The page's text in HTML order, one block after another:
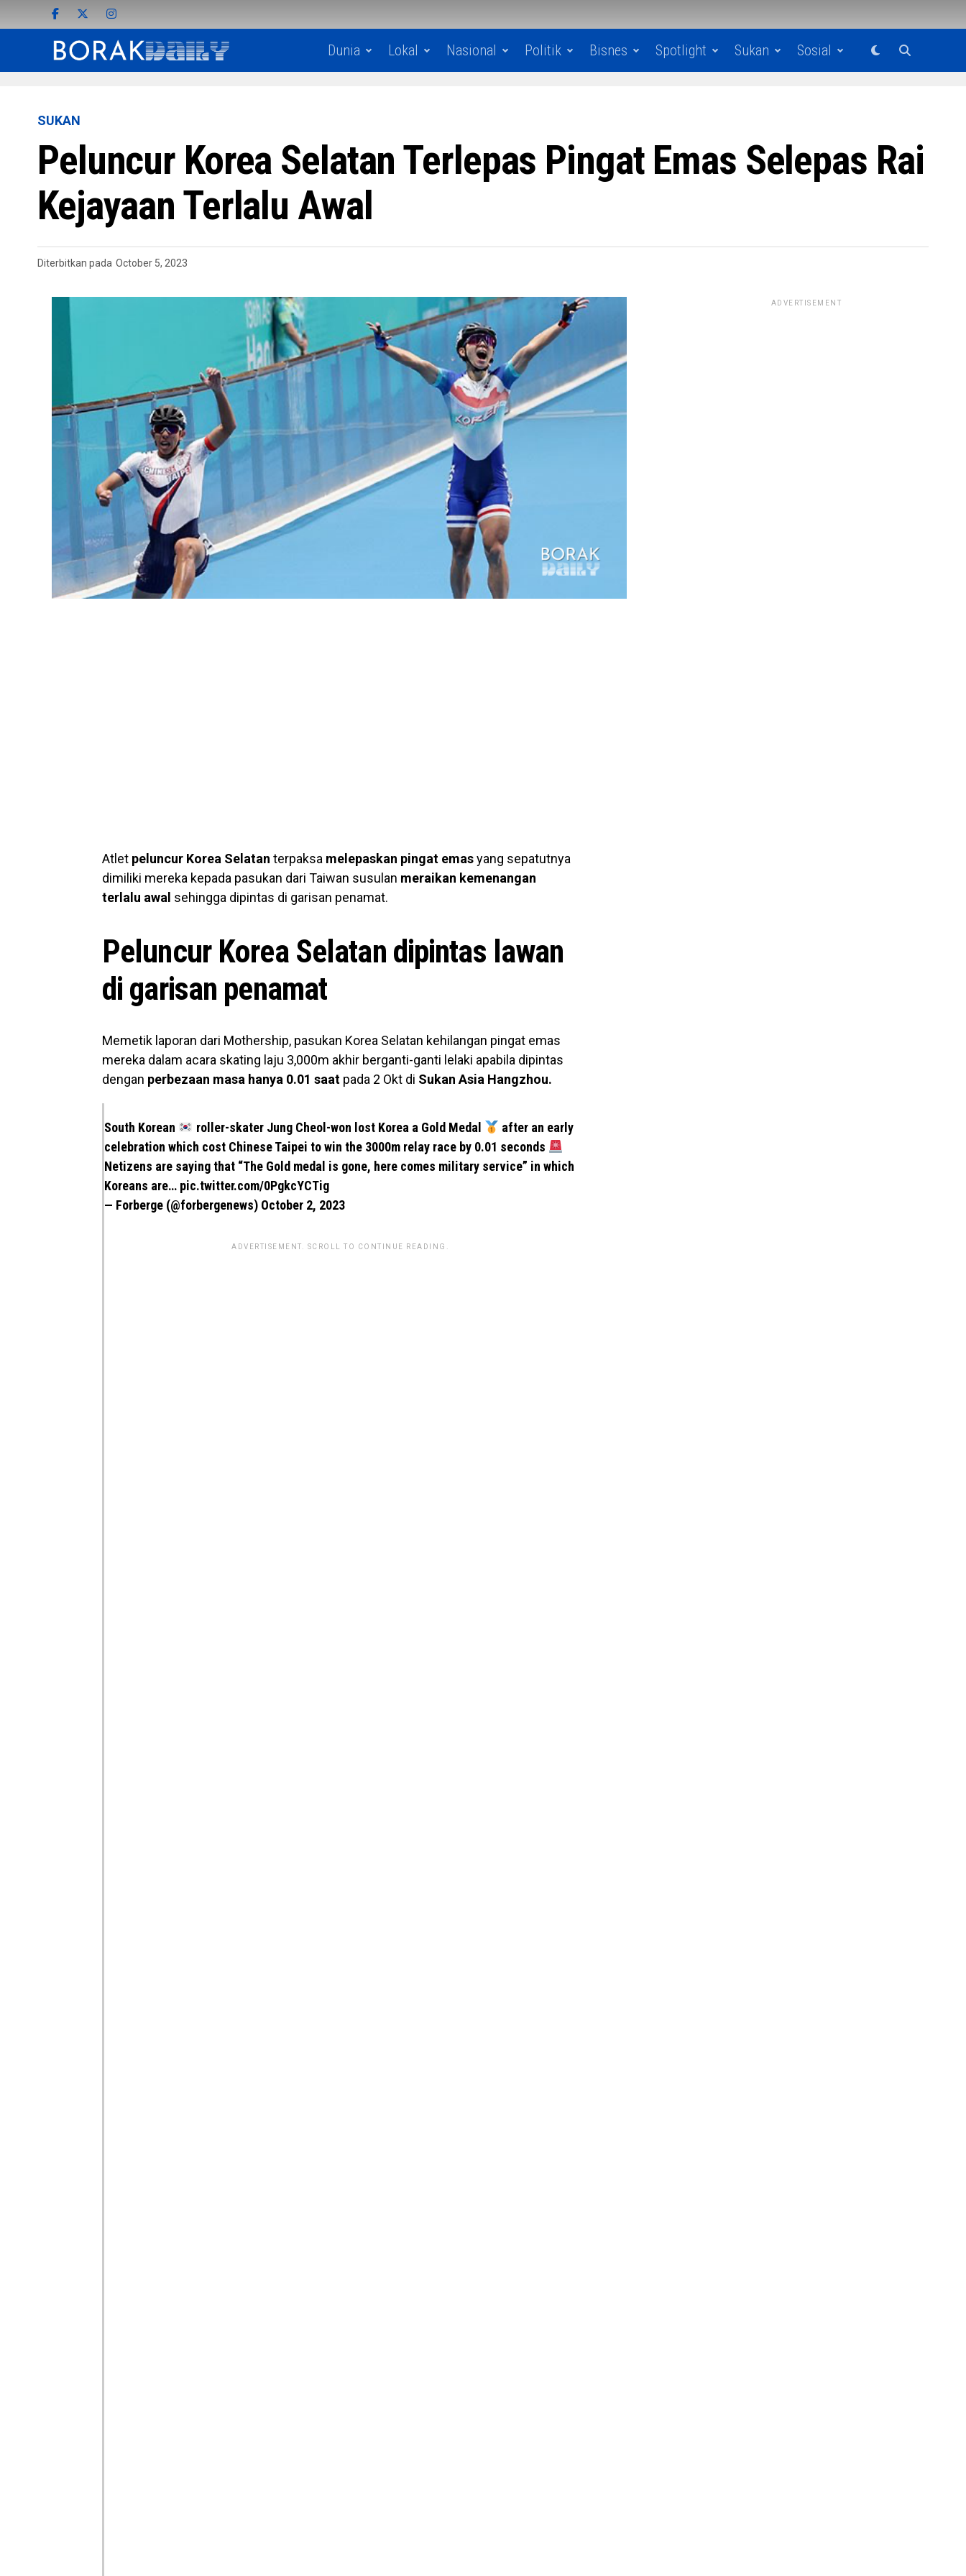
Dunia Lokal Nasional Politik Bisnes Spotlight Sukan Sosial
SUKAN
Peluncur Korea Selatan Terlepas Pingat Emas Selepas Rai
Kejayaan Terlalu Awal
Diterbitkan pada October 5, 2023
Atlet peluncur Korea Selatan terpaksa melepaskan pingat emasyang sepatutnya
dimiliki mereka kepada pasukan dari Taiwan susulan meraikan kemenangan
terlalu awal sehingga dipintas di garisan penamat.
Peluncur Korea Selatan dipintas lawan
di garisan penamat
Memetik laporan dari Mothership, pasukan Korea Selatan kehilangan pingat emas
mereka dalam acara skating laju 3,000m akhir berganti-ganti lelaki apabila dipintas
dengan perbezaan masa hanya 0.01 saat pada 2 Okt di Sukan Asia Hangzhou.
South Korean roller-skater Jung Cheol-won lost Korea a Gold Medal
after an early
celebration which cost Chinese Taipei to win the 3000m relay race by 0.01 seconds
Netizens are saying that “The Gold medal is gone, here comes military service” in which
Koreans are… pic.twitter.com/0PgkcYCTig
— Forberge (@forbergenews) October 2, 2023
ADVERTISEMENT. SCROLL TO CONTINUE READING.
ADVERTISEMENT